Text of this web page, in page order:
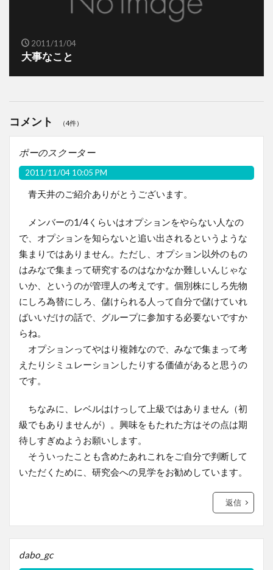
2011/11/04
大事なこと
コメント （4件）
ポーのスクーター
2011/11/04 10:05 PM
青天井のご紹介ありがとうございます。
メンバーの1/4くらいはオプションをやらない人なの
で、オプションを知らないと追い出されるというような
集まりではありません。ただし、オプション以外のもの
はみなで集まって研究するのはなかなか難しいんじゃな
いか、というのが管理人の考えです。個別株にしろ先物
にしろ為替にしろ、儲けられる人って自分で儲けていれ
ばいいだけの話で、グループに参加する必要ないですか
らね。
オプションってやはり複雑なので、みなで集まって考
えたりシミュレーションしたりする価値があると思うの
です。
ちなみに、レベルはけっして上級ではありません（初
級でもありませんが）。興味をもたれた方はその点は期
待しすぎぬようお願いします。
そういったことも含めたあれこれをご自分で判断して
いただくために、研究会への見学をお勧めしています。
返信
dabo_gc